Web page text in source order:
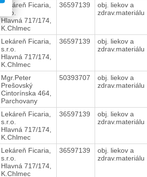
Lekáreň Ficaria,
s.r.o.
Hlavná 717/174,
K.Chlmec
36597139
obj. liekov a
zdrav.materiálu
Lekáreň Ficaria,
s.r.o.
Hlavná 717/174,
K.Chlmec
36597139
obj. liekov a
zdrav.materiálu
Mgr.Peter
Prešovský
Cintorínska 464,
Parchovany
50393707
obj. liekov a
zdrav.materiálu
Lekáreň Ficaria,
s.r.o.
Hlavná 717/174,
K.Chlmec
36597139
obj. liekov a
zdrav.materiálu
Lekáreň Ficaria,
s.r.o.
Hlavná 717/174,
K.Chlmec
36597139
obj. liekov a
zdrav.materiálu